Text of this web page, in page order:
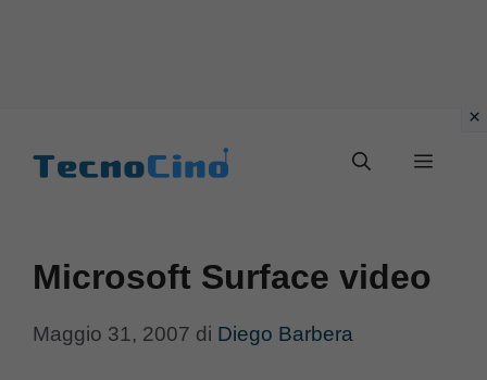
Menu
Microsoft Surface video
Maggio 31, 2007 di Diego Barbera